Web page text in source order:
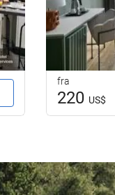
fra
220 US$